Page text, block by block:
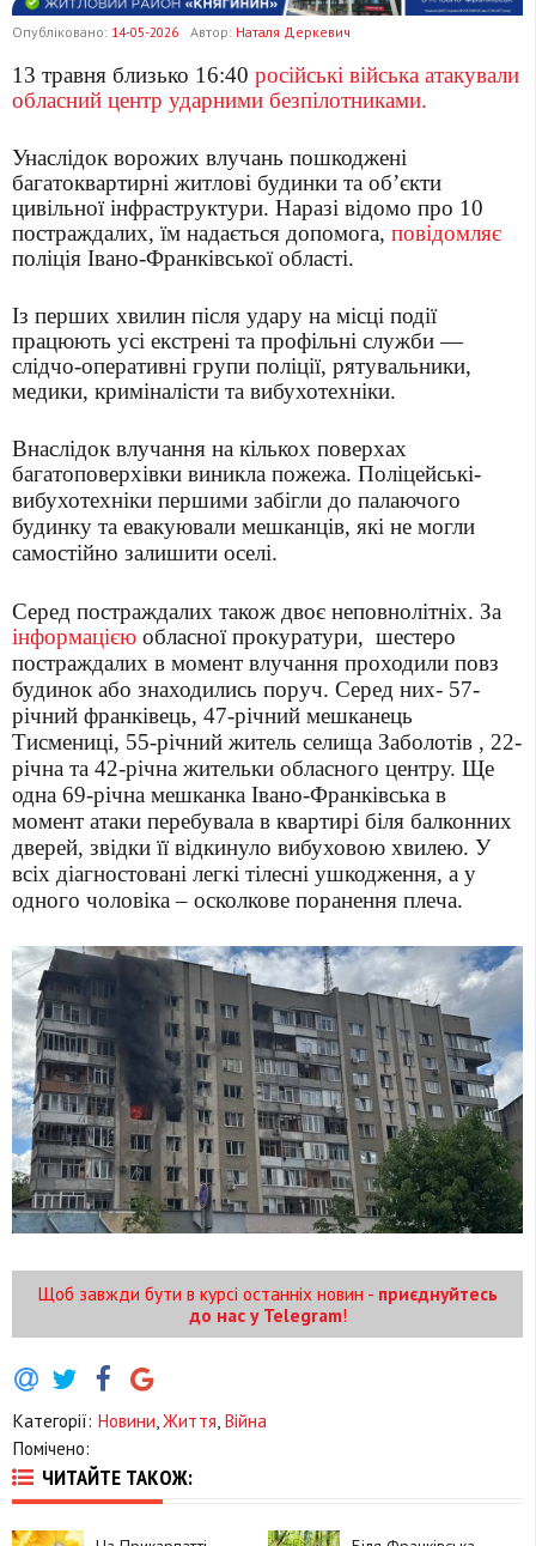
Опубліковано: 14-05-2026 Автор: Наталя Деркевич
13 травня близько 16:40 російські війська атакували
обласний центр ударними безпілотниками.
Унаслідок ворожих влучань пошкоджені
багатоквартирні житлові будинки та об’єкти
цивільної інфраструктури. Наразі відомо про 10
постраждалих, їм надається допомога, повідомляє
поліція Івано-Франківської області.
Із перших хвилин після удару на місці події
працюють усі екстрені та профільні служби —
слідчо-оперативні групи поліції, рятувальники,
медики, криміналісти та вибухотехніки.
Внаслідок влучання на кількох поверхах
багатоповерхівки виникла пожежа. Поліцейські-
вибухотехніки першими забігли до палаючого
будинку та евакуювали мешканців, які не могли
самостійно залишити оселі.
Серед постраждалих також двоє неповнолітніх. За
інформацією обласної прокуратури, шестеро
постраждалих в момент влучання проходили повз
будинок або знаходились поруч. Серед них- 57-
річний франківець, 47-річний мешканець
Тисмениці, 55-річний житель селища Заболотів , 22-
річна та 42-річна жительки обласного центру. Ще
одна 69-річна мешканка Івано-Франківська в
момент атаки перебувала в квартирі біля балконних
дверей, звідки її відкинуло вибуховою хвилею. У
всіх діагностовані легкі тілесні ушкодження, а у
одного чоловіка – осколкове поранення плеча.
Щоб завжди бути в курсі останніх новин - приєднуйтесь
до нас у Telegram!
Категорії: Новини Життя Війна
Помічено:
ЧИТАЙТЕ ТАКОЖ: